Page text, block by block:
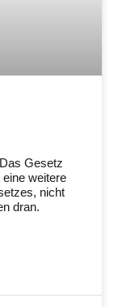
Gesetz
weitere
nicht
dran.